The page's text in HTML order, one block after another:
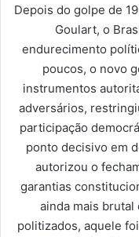
Depois do golpe de
Goulart, o
endurecimento
poucos, o novo
instrumentos
adversários,
participação
ponto decisivo em
autorizou o
garantias
ainda mais brutal
politizados, aquele